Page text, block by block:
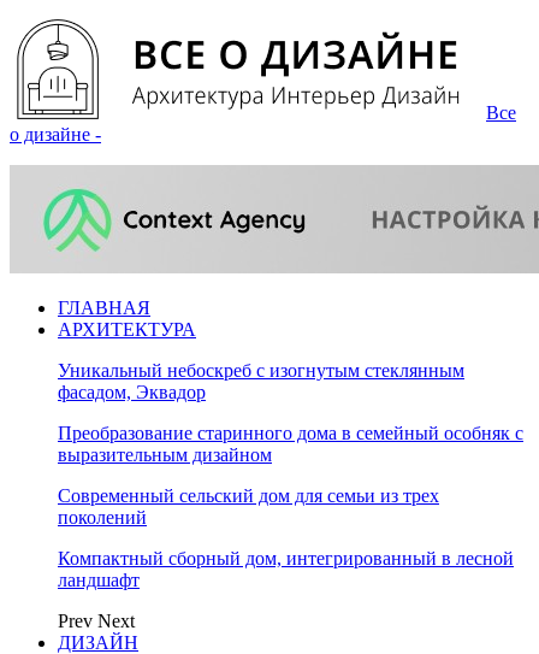
Все
о дизайне -
ГЛАВНАЯ
АРХИТЕКТУРА
Уникальный небоскреб с изогнутым стеклянным
фасадом, Эквадор
Преобразование старинного дома в семейный особняк с
выразительным дизайном
Современный сельский дом для семьи из трех
поколений
Компактный сборный дом, интегрированный в лесной
ландшафт
Prev Next
ДИЗАЙН